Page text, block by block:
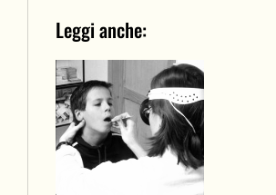
Leggi anche: